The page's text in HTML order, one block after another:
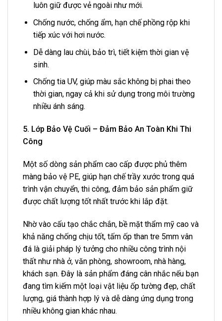
luôn giữ được vẻ ngoài như mới.
Chống nước, chống ẩm, hạn chế phồng rộp khi
tiếp xúc với hơi nước.
Dễ dàng lau chùi, bảo trì, tiết kiệm thời gian vệ
sinh.
Chống tia UV, giúp màu sắc không bị phai theo
thời gian, ngay cả khi sử dụng trong môi trường
nhiều ánh sáng.
5. Lớp Bảo Vệ Cuối – Đảm Bảo An Toàn Khi Thi
Công
Một số dòng sản phẩm cao cấp được phủ thêm
màng bảo vệ PE, giúp hạn chế trầy xước trong quá
trình vận chuyển, thi công, đảm bảo sản phẩm giữ
được chất lượng tốt nhất trước khi lắp đặt.
Nhờ vào cấu tạo chắc chắn, bề mặt thẩm mỹ cao và
khả năng chống chịu tốt, tấm ốp than tre 5mm vân
đá là giải pháp lý tưởng cho nhiều công trình nội
thất như nhà ở, văn phòng, showroom, nhà hàng,
khách sạn. Đây là sản phẩm đáng cân nhắc nếu bạn
đang tìm kiếm một loại vật liệu ốp tường đẹp, chất
lượng, giá thành hợp lý và dễ dàng ứng dụng trong
nhiều không gian khác nhau.